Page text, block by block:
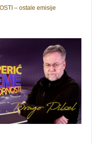
– ostale emisije